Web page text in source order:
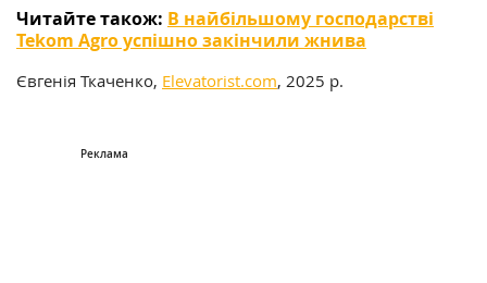
Читайте також: В найбільшому господарстві
Tekom Agro успішно закінчили жнива
Євгенія Ткаченко, Elevatorist.com, 2025 р.